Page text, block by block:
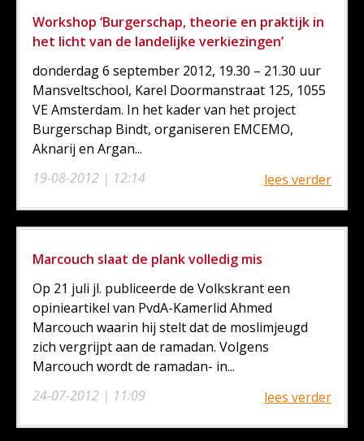
Workshop ‘Burgerschap, theorie en praktijk in
het licht van de landelijke verkiezingen’
19-08-2012 | 12:14
donderdag 6 september 2012, 19.30 – 21.30 uur
Mansveltschool, Karel Doormanstraat 125, 1055
VE Amsterdam. In het kader van het project
Burgerschap Bindt, organiseren EMCEMO,
Aknarij en Argan...
lees verder
Marcouch slaat de plank volledig mis
24-07-2012 | 11:09
Op 21 juli jl. publiceerde de Volkskrant een
opinieartikel van PvdA-Kamerlid Ahmed
Marcouch waarin hij stelt dat de moslimjeugd
zich vergrijpt aan de ramadan. Volgens
Marcouch wordt de ramadan- in...
lees verder